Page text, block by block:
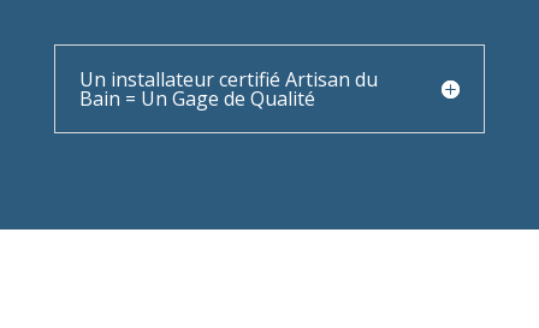
Un installateur certifié Artisan du
Bain = Un Gage de Qualité